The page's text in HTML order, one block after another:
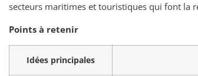
secteurs maritimes et touristiques qui font la
Points à retenir
Idées principales